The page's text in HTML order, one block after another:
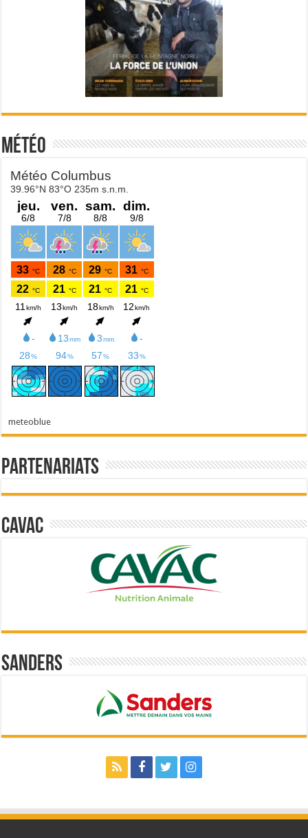
Météo
meteoblue
Partenariats
Cavac
Sanders